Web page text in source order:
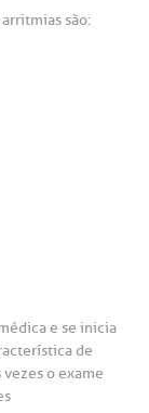
são:
e se inicia
de
o exame